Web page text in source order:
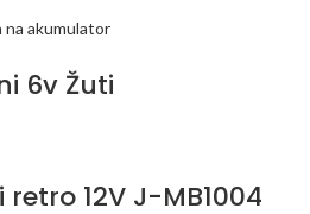
na akumulator
6v Žuti
12V J-MB1004